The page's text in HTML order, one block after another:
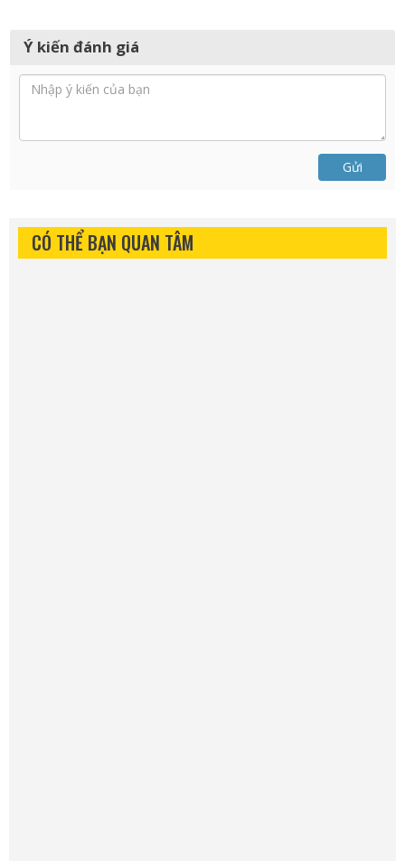
Ý kiến đánh giá
Gửi
CÓ THỂ BẠN QUAN TÂM